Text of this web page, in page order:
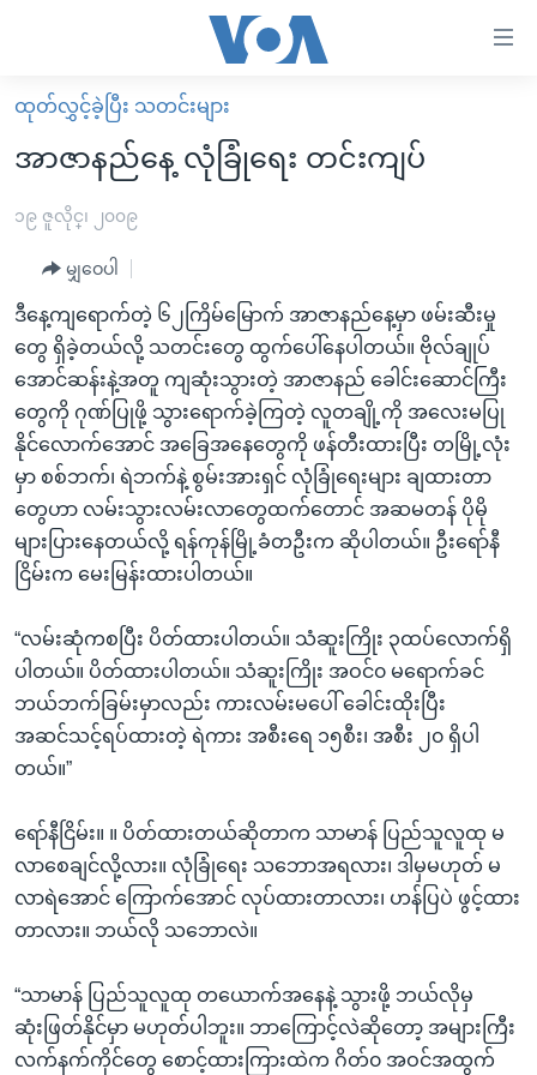
လွယ်ကူ
စေ
Link
များ
ပင်မ
အကြောင်းအရာ
သို့
ကျော်
ကြည့်
ရန်
ပင်မ
အ
ညွန်း
သို့
ကျော်
ကြည့်
ရန်
ရှာဖွေ
နေရာ
သို့
ကျော်
ရန်
မူလစာမျက်နှာ
မြန်မာ
ကမ္ဘာ့သတင်းများ
နိုင်ငံတကာ
တရုတ်
အစ္စရေး-ပါလက်စတိုင်း
သတင်းလွတ်လပ်ခွင့်
ရပ်ဝန်းတခု လမ်းတခု အလွန်
အင်္ဂလိပ်စာလေ့လာမယ်
အမေရိကန်သုံးအီဒီယံ
မကြေးမုံရဲ့ အင်္ဂလိပ်စာ
ရုပ်ရှင်ထဲက အင်္ဂလိပ်စာ
သုတပဒေသာ အင်္ဂလိပ်စာ
အပတ်စဉ်ကဏ္ဍများ
ရေဒီယို
တီဗွီ
ရေဒီယိုနှင့်ရုပ်သံ အချက်အလက်များ
ရေဒီယို/တီဗွီအစီအစဉ်
Learning English
ဗွီအိုအေ လူမှုကွန်ယက်များ
ဘာသာစကားများ
ထုတ်လွှင့်ခဲ့ပြီး သတင်းများ
အာဇာနည်နေ့ လုံခြုံရေး တင်းကျပ်
၁၉ ဇူလိုင္၊ ၂၀၀၉
မျှဝေပါ
ဒီနေ့ကျရောက်တဲ့ ၆၂ကြိမ်မြောက် အာဇာနည်နေ့မှာ ဖမ်းဆီးမှု
တွေ ရှိခဲ့တယ်လို့ သတင်းတွေ ထွက်ပေါ်နေပါတယ်။ ဗိုလ်ချုပ်
အောင်ဆန်းနဲ့အတူ ကျဆုံးသွားတဲ့ အာဇာနည် ခေါင်းဆောင်ကြီး
တွေကို ဂုဏ်ပြုဖို့ သွားရောက်ခဲ့ကြတဲ့ လူတချို့ကို အလေးမပြု
နိုင်လောက်အောင် အခြေအနေတွေကို ဖန်တီးထားပြီး တမြို့လုံး
မှာ စစ်ဘက်၊ ရဲဘက်နဲ့ စွမ်းအားရှင် လုံခြုံရေးများ ချထားတာ
တွေဟာ လမ်းသွားလမ်းလာတွေထက်တောင် အဆမတန် ပိုမို
များပြားနေတယ်လို့ ရန်ကုန်မြို့ခံတဦးက ဆိုပါတယ်။ ဦးရော်နီ
ငြိမ်းက မေးမြန်းထားပါတယ်။
“လမ်းဆုံကစပြီး ပိတ်ထားပါတယ်။ သံဆူးကြိုး ၃ထပ်လောက်ရှိ
ပါတယ်။ ပိတ်ထားပါတယ်။ သံဆူးကြိုး အဝင်၀ မရောက်ခင်
ဘယ်ဘက်ခြမ်းမှာလည်း ကားလမ်းမပေါ် ခေါင်းထိုးပြီး
အဆင်သင့်ရပ်ထားတဲ့ ရဲကား အစီးရေ ၁၅စီး၊ အစီး ၂၀ ရှိပါ
တယ်။”
ရော်နီငြိမ်း။ ။ ပိတ်ထားတယ်ဆိုတာက သာမာန် ပြည်သူလူထု မ
လာစေချင်လို့လား။ လုံခြုံရေး သဘောအရလား၊ ဒါမှမဟုတ် မ
လာရဲအောင် ကြောက်အောင် လုပ်ထားတာလား၊ ဟန်ပြပဲ ဖွင့်ထား
တာလား။ ဘယ်လို သဘောလဲ။
“သာမာန် ပြည်သူလူထု တယောက်အနေနဲ့ သွားဖို့ ဘယ်လိုမှ
ဆုံးဖြတ်နိုင်မှာ မဟုတ်ပါဘူး။ ဘာကြောင့်လဲဆိုတော့ အများကြီး
လက်နက်ကိုင်တွေ စောင့်ထားကြားထဲက ဂိတ်၀ အဝင်အထွက်